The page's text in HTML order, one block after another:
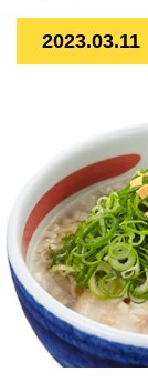
2023.03.11